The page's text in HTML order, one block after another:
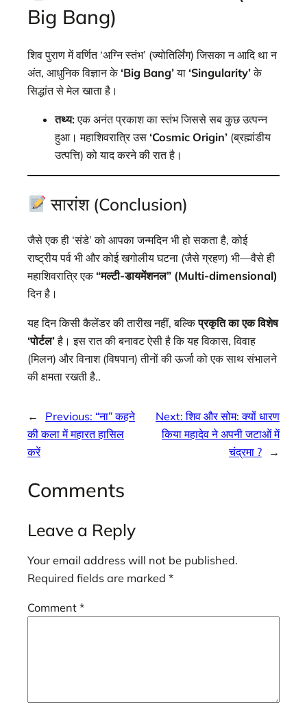
Big Bang)
शिव पुराण में वर्णित ‘अग्नि स्तंभ’ (ज्योतिर्लिंग) जिसका न आदि था न
अंत, आधुनिक विज्ञान के‘Big Bang’या ‘Singularity’के
सिद्धांत से मेल खाता है।
तथ्य:एक अनंत प्रकाश का स्तंभ जिससे सब कुछ उत्पन्न
हुआ। महाशिवरात्रि उस ‘Cosmic Origin’ (ब्रह्मांडीय
उत्पत्ति) को याद करने की रात है।
सारांश (Conclusion)
जैसे एक ही ‘संडे’ को आपका जन्मदिन भी हो सकता है, कोई
राष्ट्रीय पर्व भी और कोई खगोलीय घटना (जैसे ग्रहण) भी—वैसे ही
महाशिवरात्रि एक“मल्टी-डायमेंशनल” (Multi-dimensional)
दिन है।
यह दिन किसी कैलेंडर की तारीख नहीं, बल्किप्रकृति का एक विशेष
‘पोर्टल’है। इस रात की बनावट ऐसी है कि यह विकास, विवाह
(मिलन) और विनाश (विषपान) तीनों की ऊर्जा को एक साथ संभालने
की क्षमता रखती है..
← Previous: “ना” कहने
की कला में महारत हासिल
करें
Next:शिव और सोम: क्यों धारण
किया महादेव ने अपनी जटाओं में
चंद्रमा ?
→
Comments
Leave a Reply
Your email address will not be published.
Required fields are marked *
Comment *